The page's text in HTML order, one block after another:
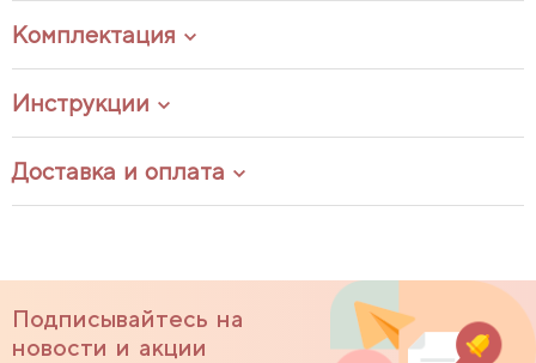
Комплектация
Инструкции
Доставка и оплата
Подписывайтесь на
новости и акции